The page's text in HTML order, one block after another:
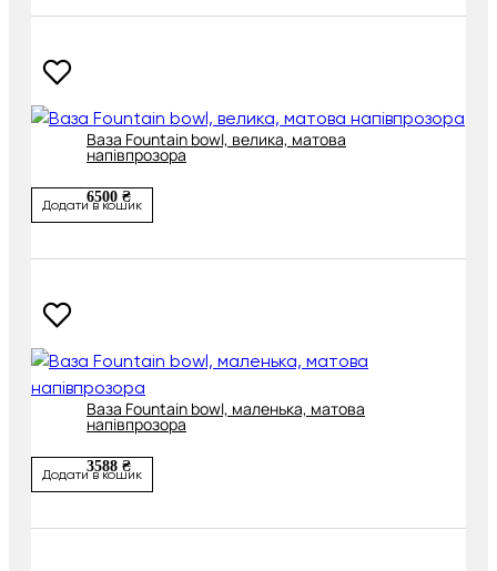
Ваза Fountain bowl, велика, матова
напівпрозора
6500 ₴
Додати в кошик
Ваза Fountain bowl, маленька, матова
напівпрозора
3588 ₴
Додати в кошик